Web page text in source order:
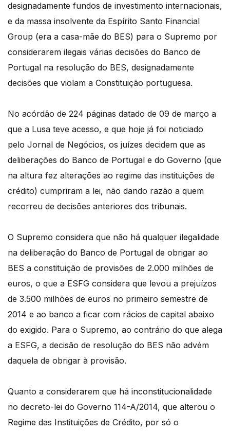
designadamente fundos de investimento internacionais,
e da massa insolvente da Espírito Santo Financial
Group (era a casa-mãe do BES) para o Supremo por
considerarem ilegais várias decisões do Banco de
Portugal na resolução do BES, designadamente
decisões que violam a Constituição portuguesa.
No acórdão de 224 páginas datado de 09 de março a
que a Lusa teve acesso, e que hoje já foi noticiado
pelo Jornal de Negócios, os juízes decidem que as
deliberações do Banco de Portugal e do Governo (que
na altura fez alterações ao regime das instituições de
crédito) cumpriram a lei, não dando razão a quem
recorreu de decisões anteriores dos tribunais.
O Supremo considera que não há qualquer ilegalidade
na deliberação do Banco de Portugal de obrigar ao
BES a constituição de provisões de 2.000 milhões de
euros, o que a ESFG considera que levou a prejuízos
de 3.500 milhões de euros no primeiro semestre de
2014 e ao banco a ficar com rácios de capital abaixo
do exigido. Para o Supremo, ao contrário do que alega
a ESFG, a decisão de resolução do BES não advém
daquela de obrigar à provisão.
Quanto a considerarem que há inconstitucionalidade
no decreto-lei do Governo 114-A/2014, que alterou o
Regime das Instituições de Crédito, por só o